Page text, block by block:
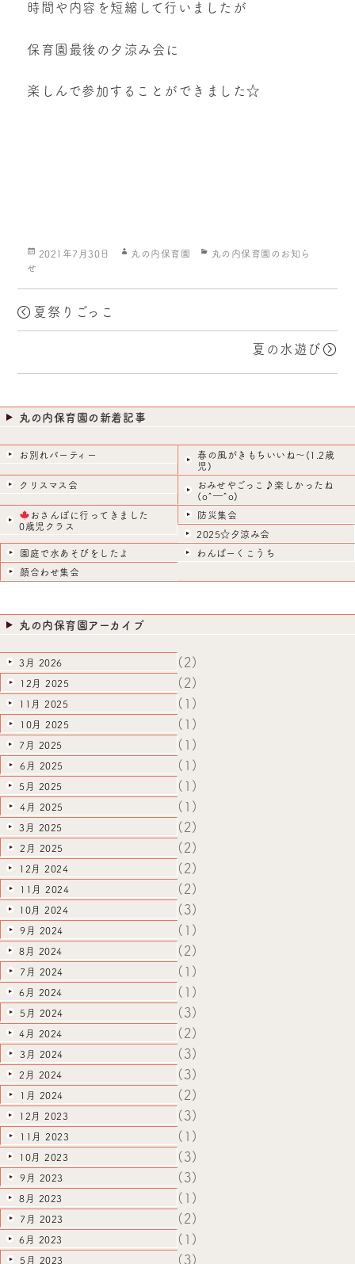
時間や内容を短縮して行いましたが
保育園最後の夕涼み会に
楽しんで参加することができました☆
投
2021年7月30日
作
丸の内保育園
カ
丸の内保育園のお知ら
せ
夏祭りごっこ
夏の水遊び
丸の内保育園の新着記事
お別れパーティー
春の風がきもちいいね～(1.2歳
児)
クリスマス会
おみせやごっこ♪楽しかったね
(o^―^o)
おさんぽに行ってきました
0歳児クラス
防災集会
2025☆夕涼み会
園庭で水あそびをしたよ
わんぱーくこうち
顔合わせ集会
丸の内保育園アーカイブ
3月 2026 (2)
12月 2025 (2)
11月 2025 (1)
10月 2025 (1)
7月 2025 (1)
6月 2025 (1)
5月 2025 (1)
4月 2025 (1)
3月 2025 (2)
2月 2025 (2)
12月 2024 (2)
11月 2024 (2)
10月 2024 (3)
9月 2024 (1)
8月 2024 (2)
7月 2024 (1)
6月 2024 (1)
5月 2024 (3)
4月 2024 (2)
3月 2024 (3)
2月 2024 (3)
1月 2024 (2)
12月 2023 (3)
11月 2023 (1)
10月 2023 (3)
9月 2023 (3)
8月 2023 (1)
7月 2023 (2)
6月 2023 (1)
5月 2023 (3)